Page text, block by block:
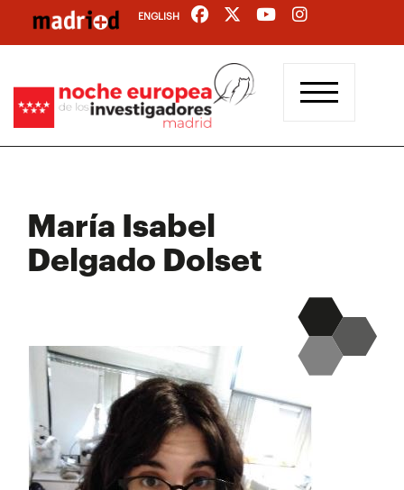
contenido
ENGLISH
María Isabel
Delgado Dolset